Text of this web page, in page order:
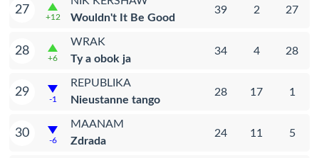
27
+12
Wouldn't It Be Good
39 2 27
28
+6
WRAK
Ty a obok ja
34 4 28
29
-1
REPUBLIKA
Nieustanne tango
28 17 1
30
-6
MAANAM
Zdrada
24 11 5